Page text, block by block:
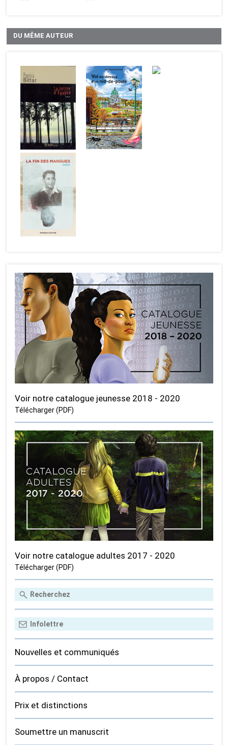
DU MÊME AUTEUR
Voir notre catalogue jeunesse 2018 - 2020
Télécharger (PDF)
Voir notre catalogue adultes 2017 - 2020
Télécharger (PDF)
Nouvelles et communiqués
À propos / Contact
Prix et distinctions
Soumettre un manuscrit